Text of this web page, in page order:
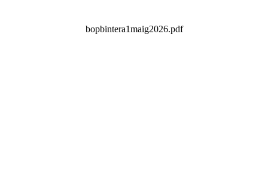
bopbintera1maig2026.pdf